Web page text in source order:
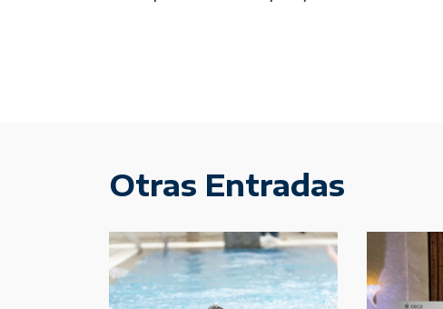
Otras Entradas